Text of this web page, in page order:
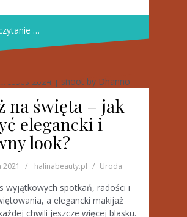
…
na święta – jak
elegancki i
look?
halinabeauty.pl Uroda
wyjątkowych spotkań, radości i
a elegancki makijaż
chwili jeszcze więcej blasku.